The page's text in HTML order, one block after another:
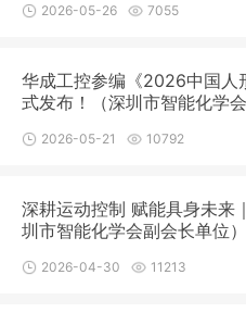
2026-05-26 7055
华成工控参编《2026中国人
式发布！（深圳市智能化学会
2026-05-21 10792
深耕运动控制 赋能具身未来
圳市智能化学会副会长单位）
2026-04-30 11213